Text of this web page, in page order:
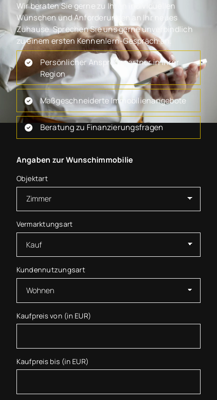
Wir beraten Sie gerne zu Ihren individuellen
Wünschen und Anforderungen an Ihr neues
Zuhause. Sprechen Sie uns gerne unverbindlich
zu einem ersten Kennenlern-Gespräch an.
Persönlicher Ansprechpartner in Ihrer
Region
Maßgeschneiderte Immobilienangebote
Beratung zu Finanzierungsfragen
Angaben zur Wunschimmobilie
Objektart
Vermarktungsart
Kundennutzungsart
Kaufpreis von (in EUR)
Kaufpreis bis (in EUR)